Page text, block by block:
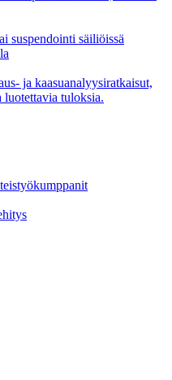
suspendointi säiliöissä
ja kaasuanalyysiratkaisut,
luotettavia tuloksia.